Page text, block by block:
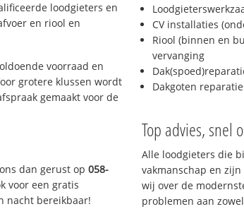
loodgieters en
en riool en
voorraad en
grotere klussen wordt
gemaakt voor de
dan gerust op058-
voor een gratis
nacht bereikbaar!
CV installaties
Riool (binnen en
vervanging
Dakgoten
Top advies, snel
Alle loodgieters die
vakmanschap en
wij over de
problemen aan